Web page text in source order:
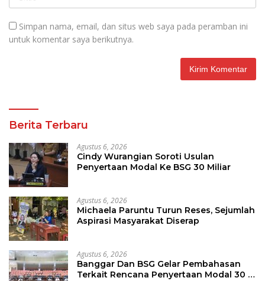
Simpan nama, email, dan situs web saya pada peramban ini
untuk komentar saya berikutnya.
Berita Terbaru
Agustus 6, 2026
Cindy Wurangian Soroti Usulan
Penyertaan Modal Ke BSG 30 Miliar
Agustus 6, 2026
Michaela Paruntu Turun Reses, Sejumlah
Aspirasi Masyarakat Diserap
Agustus 6, 2026
Banggar Dan BSG Gelar Pembahasan
Terkait Rencana Penyertaan Modal 30 M